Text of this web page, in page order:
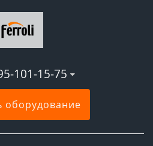
101-15-75
оборудование